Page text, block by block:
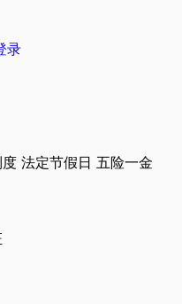
录
法定节假日 五险一金